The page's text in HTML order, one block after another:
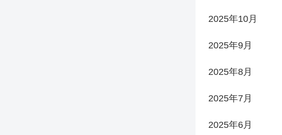
2025年10月
2025年9月
2025年8月
2025年7月
2025年6月